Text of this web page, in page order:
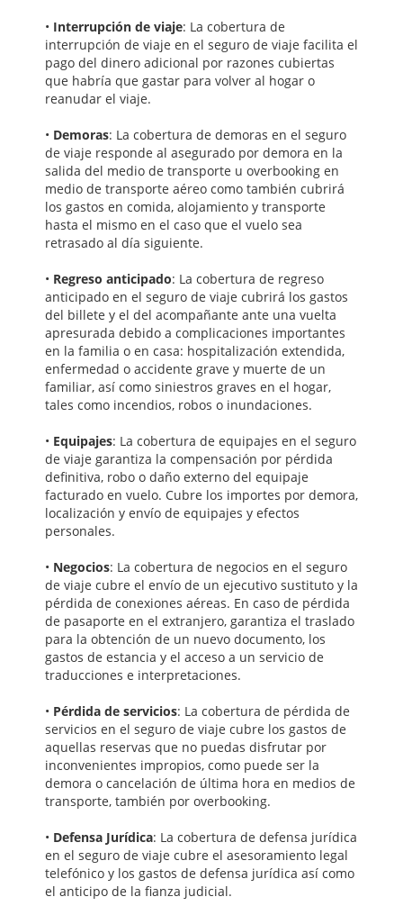
• Interrupción de viaje: La cobertura de
interrupción de viaje en el seguro de viaje facilita el
pago del dinero adicional por razones cubiertas
que habría que gastar para volver al hogar o
reanudar el viaje.
• Demoras: La cobertura de demoras en el seguro
de viaje responde al asegurado por demora en la
salida del medio de transporte u overbooking en
medio de transporte aéreo como también cubrirá
los gastos en comida, alojamiento y transporte
hasta el mismo en el caso que el vuelo sea
retrasado al día siguiente.
• Regreso anticipado: La cobertura de regreso
anticipado en el seguro de viaje cubrirá los gastos
del billete y el del acompañante ante una vuelta
apresurada debido a complicaciones importantes
en la familia o en casa: hospitalización extendida,
enfermedad o accidente grave y muerte de un
familiar, así como siniestros graves en el hogar,
tales como incendios, robos o inundaciones.
• Equipajes: La cobertura de equipajes en el seguro
de viaje garantiza la compensación por pérdida
definitiva, robo o daño externo del equipaje
facturado en vuelo. Cubre los importes por demora,
localización y envío de equipajes y efectos
personales.
• Negocios: La cobertura de negocios en el seguro
de viaje cubre el envío de un ejecutivo sustituto y la
pérdida de conexiones aéreas. En caso de pérdida
de pasaporte en el extranjero, garantiza el traslado
para la obtención de un nuevo documento, los
gastos de estancia y el acceso a un servicio de
traducciones e interpretaciones.
• Pérdida de servicios: La cobertura de pérdida de
servicios en el seguro de viaje cubre los gastos de
aquellas reservas que no puedas disfrutar por
inconvenientes impropios, como puede ser la
demora o cancelación de última hora en medios de
transporte, también por overbooking.
• Defensa Jurídica: La cobertura de defensa jurídica
en el seguro de viaje cubre el asesoramiento legal
telefónico y los gastos de defensa jurídica así como
el anticipo de la fianza judicial.